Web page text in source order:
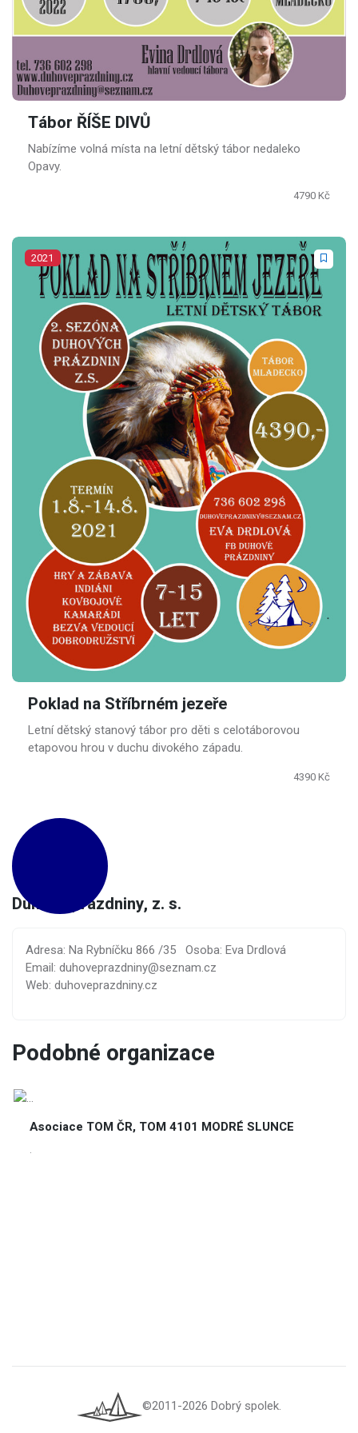
Duhové prázdniny, z. s.
Adresa: Na Rybníčku 866 /35
Osoba: Eva Drdlová
Email: duhoveprazdniny@seznam.cz
Web: duhoveprazdniny.cz
Tábor ŘÍŠE DIVŮ
Nabízíme volná místa na letní dětský tábor nedaleko
Opavy.
4790 Kč
2021
Poklad na Stříbrném jezeře
Letní dětský stanový tábor pro děti s celotáborovou
etapovou hrou v duchu divokého západu.
4390 Kč
Podobné organizace
Asociace TOM ČR, TOM 4101 MODRÉ SLUNCE
.
©2011-2026 Dobrý spolek.